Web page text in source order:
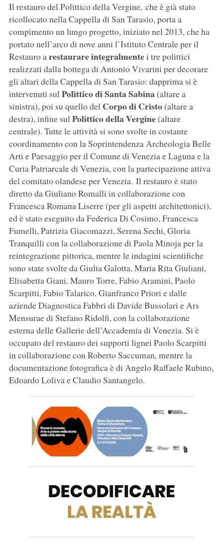
Il restauro del Polittico della Vergine, che è già stato
ricollocato nella Cappella di San Tarasio, porta a
compimento un lungo progetto, iniziato nel 2013, che ha
portato nell’arco di nove anni l’Istituto Centrale per il
Restauro arestaurare integralmentei tre polittici
realizzati dalla bottega di Antonio Vivarini per decorare
gli altari della Cappella di San Tarasio: dapprima si è
intervenuti sulPolittico di Santa Sabina(altare a
sinistra), poi su quello del Corpo di Cristo(altare a
destra), infine sulPolittico della Vergine(altare
centrale). Tutte le attività si sono svolte in costante
coordinamento con la Soprintendenza Archeologia Belle
Arti e Paesaggio per il Comune di Venezia e Laguna e la
Curia Patriarcale di Venezia, con la partecipazione attiva
del comitato olandese per Venezia. Il restauro è stato
diretto da Giuliano Romalli in collaborazione con
Francesca Romana Liserre (per gli aspetti architettonici),
ed è stato eseguito da Federica Di Cosimo, Francesca
Fumelli, Patrizia Giacomazzi, Serena Sechi, Gloria
Tranquilli con la collaborazione di Paola Minoja per la
reintegrazione pittorica, mentre le indagini scientifiche
sono state svolte da Giulia Galotta, Maria Rita Giuliani,
Elisabetta Giani, Mauro Torre, Fabio Aramini, Paolo
Scarpitti, Fabio Talarico, Gianfranco Priori e dalle
aziende Diagnostica Fabbri di Davide Bussolari e Ars
Mensurae di Stefano Ridolfi, con la collaborazione
esterna delle Gallerie dell’Accademia di Venezia. Si è
occupato del restauro dei supporti lignei Paolo Scarpitti
in collaborazione con Roberto Saccuman, mentre la
documentazione fotografica è di Angelo Raffaele Rubino,
Edoardo Loliva e Claudio Santangelo.